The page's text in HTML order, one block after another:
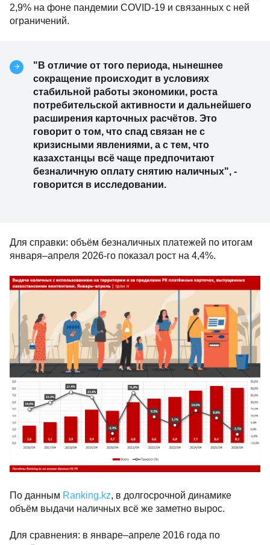
2,9% на фоне пандемии COVID-19 и связанных с ней
ограничений.
"В отличие от того периода, нынешнее
сокращение происходит в условиях
стабильной работы экономики, роста
потребительской активности и дальнейшего
расширения карточных расчётов. Это
говорит о том, что спад связан не с
кризисными явлениями, а с тем, что
казахстанцы всё чаще предпочитают
безналичную оплату снятию наличных", -
говорится в исследовании.
Для справки: объём безналичных платежей по итогам
января–апреля 2026-го показал рост на 4,4%.
По данным Ranking.kz, в долгосрочной динамике
объём выдачи наличных всё же заметно вырос.
Для сравнения: в январе–апреле 2016 года по